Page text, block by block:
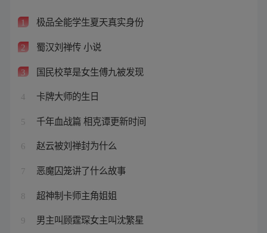
1 极品全能学生夏天真实身份
2 蜀汉刘禅传 小说
3 国民校草是女生傅九被发现
4 卡牌大师的生日
5 千年血战篇 相克谭更新时间
6 赵云被刘禅封为什么
7 恶魔囚笼讲了什么故事
8 超神制卡师主角姐姐
9 男主叫顾霆琛女主叫沈繁星